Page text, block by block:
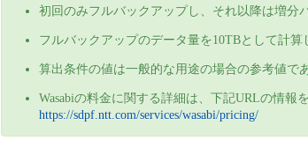
初回のみフルバックアップし、それ以降は増分
フルバックアップのデータ量を10TBとして計算
算出条件の値は一般的な用途の場合の参考値で
Wasabiの料金に関する詳細は、下記URLの情報
https://sdpf.ntt.com/services/wasabi/pricing/